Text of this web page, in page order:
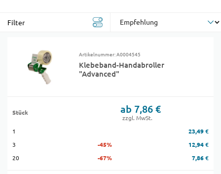
Filter
Artikelnummer: A0004545
Klebeband-Handabroller
"Advanced"
Stück ab 7,86 €
zzgl. MwSt.
1
23,49 €
3
-45%
12,94 €
20
-67% 7,86 €